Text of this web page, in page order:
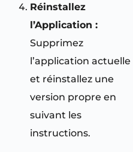
Réinstallez
l’Application :
Supprimez
l’application actuelle
et réinstallez une
version propre en
suivant les
instructions.